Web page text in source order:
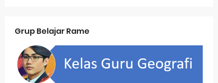
Grup Belajar Rame